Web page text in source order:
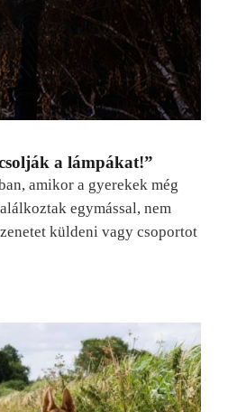
a lámpákat!”
amikor a gyerekek még
egymással, nem
küldeni vagy csoportot